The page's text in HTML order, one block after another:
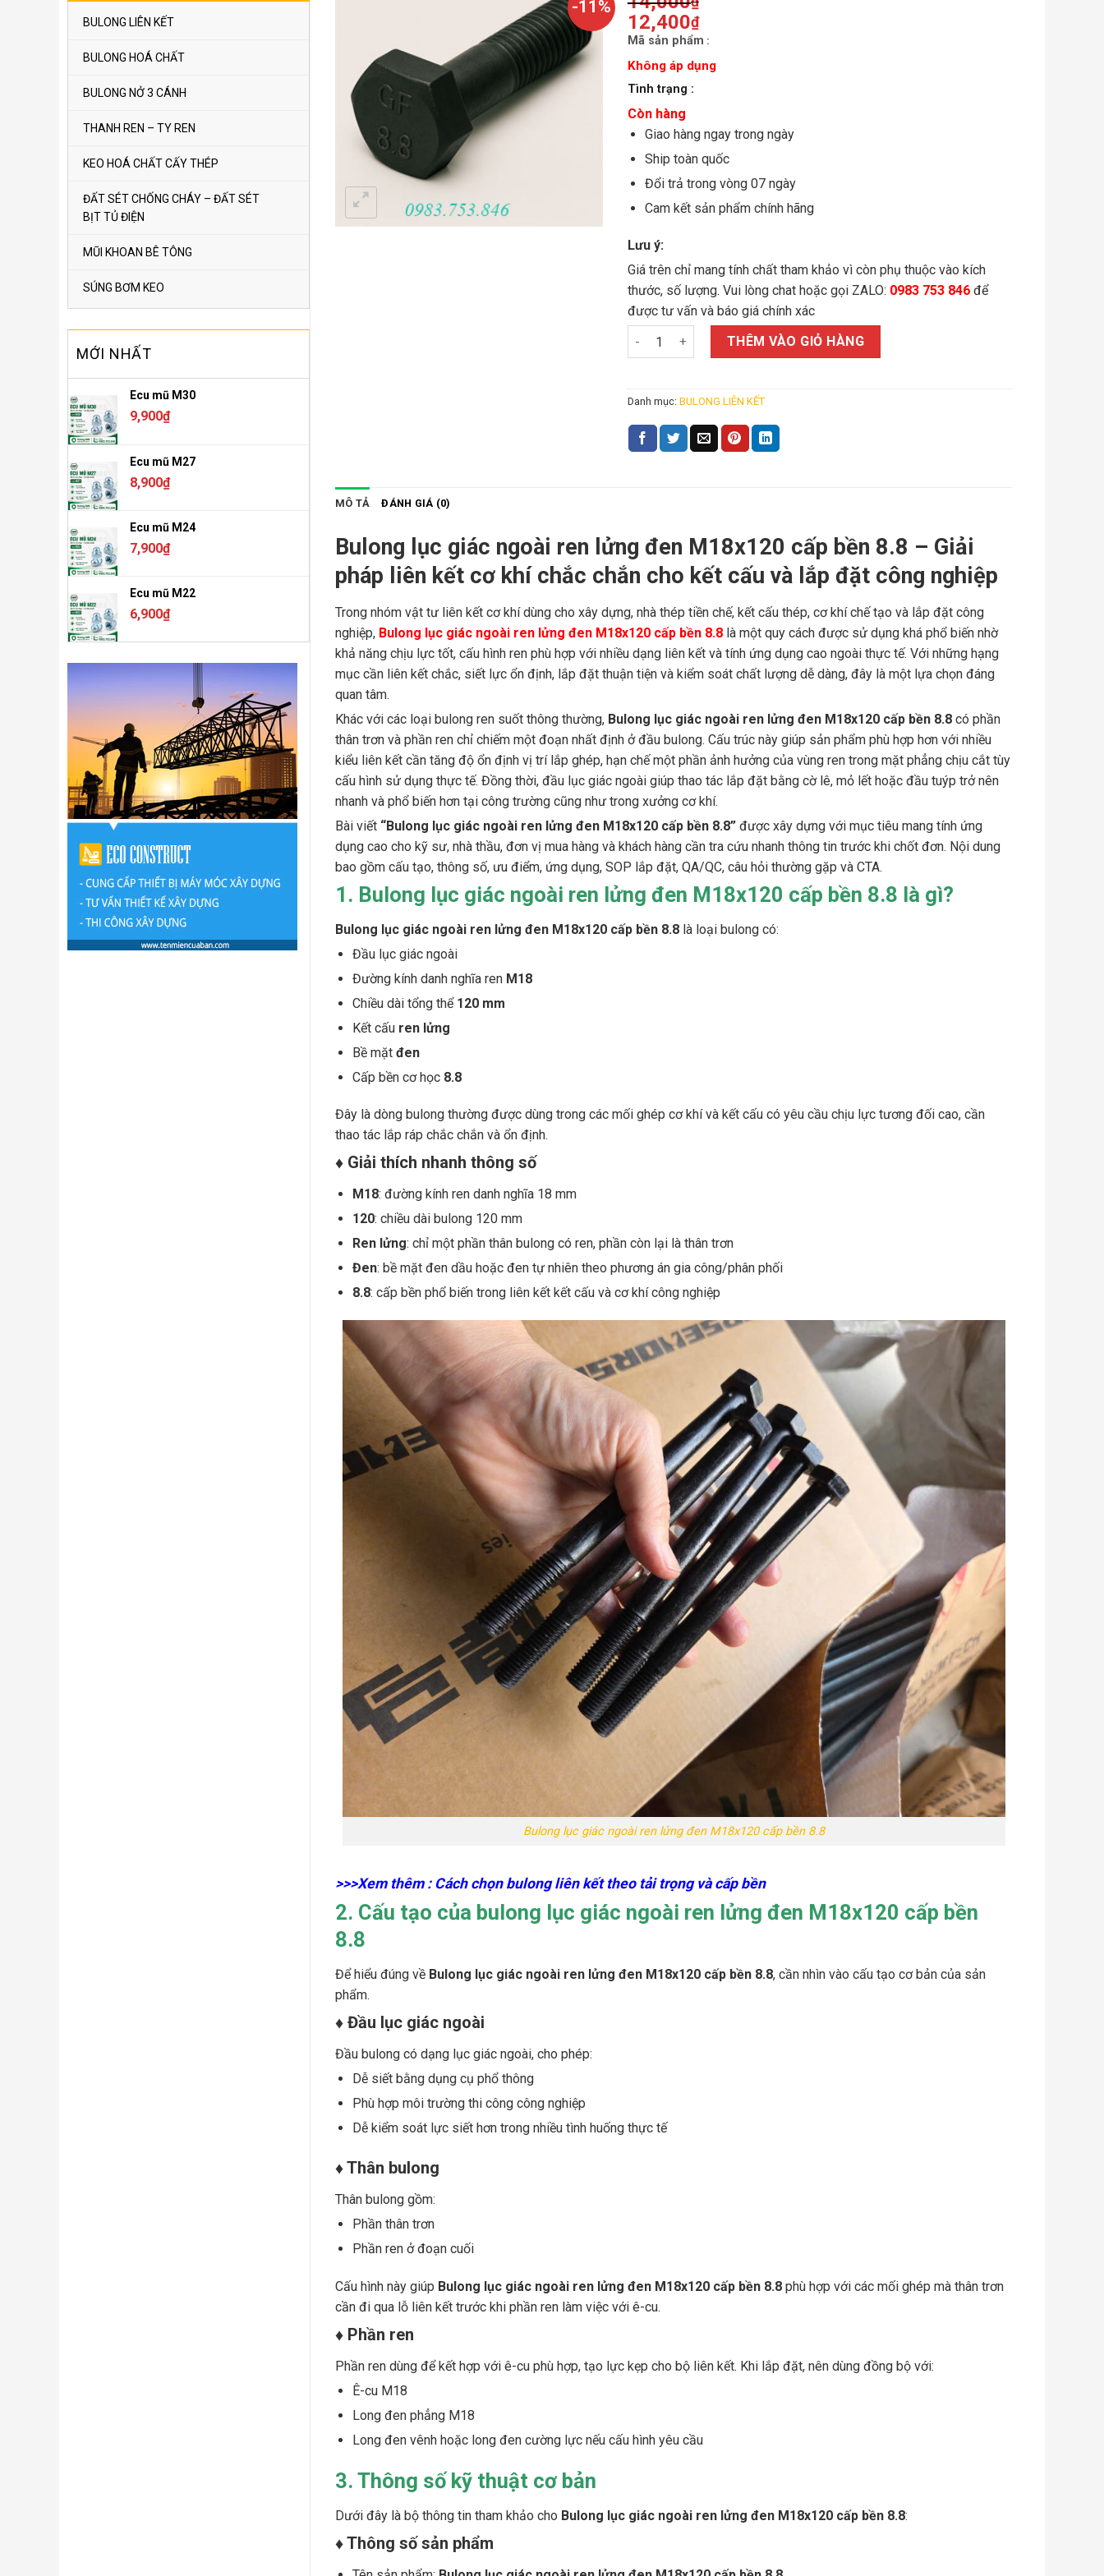
BULONG LIÊN KẾT
BULONG HOÁ CHẤT
BULONG NỞ 3 CÁNH
THANH REN – TY REN
KEO HOÁ CHẤT CẤY THÉP
ĐẤT SÉT CHỐNG CHÁY – ĐẤT SÉT
BỊT TỦ ĐIỆN
MŨI KHOAN BÊ TÔNG
SÚNG BƠM KEO
MỚI NHẤT
Ecu mũ M30
9,900₫
Ecu mũ M27
8,900₫
Ecu mũ M24
7,900₫
Ecu mũ M22
6,900₫
-11% Original
price
was:
14,000₫.
12,400₫
Current
is:
12,400₫.
Mã sản phẩm :
Không áp dụng
Tình trạng :
Còn hàng
Giao hàng ngay trong ngày
Ship toàn quốc
Đổi trả trong vòng 07 ngày
Cam kết sản phẩm chính hãng
Lưu ý:
Giá trên chỉ mang tính chất tham khảo vì còn phụ thuộc vào kích
thước, số lượng. Vui lòng chat hoặc gọi ZALO: 0983 753 846để
được tư vấn và báo giá chính xác
Bulong lục giác M18x120/8.8 ren lửng đen số lượng
THÊM VÀO GIỎ HÀNG
Danh mục: BULONG LIÊN KẾT
MÔ TẢ ĐÁNH GIÁ (0)
Bulong lục giác ngoài ren lửng đen M18x120 cấp bền 8.8 – Giải
pháp liên kết cơ khí chắc chắn cho kết cấu và lắp đặt công nghiệp
Trong nhóm vật tư liên kết cơ khí dùng cho xây dựng, nhà thép tiền chế, kết cấu thép, cơ khí chế tạo và lắp đặt công
nghiệp, Bulong lục giác ngoài ren lửng đen M18x120 cấp bền 8.8 là một quy cách được sử dụng khá phổ biến nhờ
khả năng chịu lực tốt, cấu hình ren phù hợp với nhiều dạng liên kết và tính ứng dụng cao ngoài thực tế. Với những hạng
mục cần liên kết chắc, siết lực ổn định, lắp đặt thuận tiện và kiểm soát chất lượng dễ dàng, đây là một lựa chọn đáng
quan tâm.
Khác với các loại bulong ren suốt thông thường, Bulong lục giác ngoài ren lửng đen M18x120 cấp bền 8.8 có phần
thân trơn và phần ren chỉ chiếm một đoạn nhất định ở đầu bulong. Cấu trúc này giúp sản phẩm phù hợp hơn với nhiều
kiểu liên kết cần tăng độ ổn định vị trí lắp ghép, hạn chế một phần ảnh hưởng của vùng ren trong mặt phẳng chịu cắt tùy
cấu hình sử dụng thực tế. Đồng thời, đầu lục giác ngoài giúp thao tác lắp đặt bằng cờ lê, mỏ lết hoặc đầu tuýp trở nên
nhanh và phổ biến hơn tại công trường cũng như trong xưởng cơ khí.
Bài viết “Bulong lục giác ngoài ren lửng đen M18x120 cấp bền 8.8” được xây dựng với mục tiêu mang tính ứng
dụng cao cho kỹ sư, nhà thầu, đơn vị mua hàng và khách hàng cần tra cứu nhanh thông tin trước khi chốt đơn. Nội dung
bao gồm cấu tạo, thông số, ưu điểm, ứng dụng, SOP lắp đặt, QA/QC, câu hỏi thường gặp và CTA.
1. Bulong lục giác ngoài ren lửng đen M18x120 cấp bền 8.8 là gì?
Bulong lục giác ngoài ren lửng đen M18x120 cấp bền 8.8 là loại bulong có:
Đầu lục giác ngoài
Đường kính danh nghĩa ren M18
Chiều dài tổng thể 120 mm
Kết cấu ren lửng
Bề mặt đen
Cấp bền cơ học 8.8
Đây là dòng bulong thường được dùng trong các mối ghép cơ khí và kết cấu có yêu cầu chịu lực tương đối cao, cần
thao tác lắp ráp chắc chắn và ổn định.
♦ Giải thích nhanh thông số
M18: đường kính ren danh nghĩa 18 mm
120: chiều dài bulong 120 mm
Ren lửng: chỉ một phần thân bulong có ren, phần còn lại là thân trơn
Đen: bề mặt đen dầu hoặc đen tự nhiên theo phương án gia công/phân phối
8.8: cấp bền phổ biến trong liên kết kết cấu và cơ khí công nghiệp
Bulong lục giác ngoài ren lửng đen M18x120 cấp bền 8.8
>>>Xem thêm : Cách chọn bulong liên kết theo tải trọng và cấp bền
2. Cấu tạo của bulong lục giác ngoài ren lửng đen M18x120 cấp bền
8.8
Để hiểu đúng về Bulong lục giác ngoài ren lửng đen M18x120 cấp bền 8.8, cần nhìn vào cấu tạo cơ bản của sản
phẩm.
♦ Đầu lục giác ngoài
Đầu bulong có dạng lục giác ngoài, cho phép:
Dễ siết bằng dụng cụ phổ thông
Phù hợp môi trường thi công công nghiệp
Dễ kiểm soát lực siết hơn trong nhiều tình huống thực tế
♦ Thân bulong
Thân bulong gồm:
Phần thân trơn
Phần ren ở đoạn cuối
Cấu hình này giúp Bulong lục giác ngoài ren lửng đen M18x120 cấp bền 8.8 phù hợp với các mối ghép mà thân trơn
cần đi qua lỗ liên kết trước khi phần ren làm việc với ê-cu.
♦ Phần ren
Phần ren dùng để kết hợp với ê-cu phù hợp, tạo lực kẹp cho bộ liên kết. Khi lắp đặt, nên dùng đồng bộ với:
Ê-cu M18
Long đen phẳng M18
Long đen vênh hoặc long đen cường lực nếu cấu hình yêu cầu
3. Thông số kỹ thuật cơ bản
Dưới đây là bộ thông tin tham khảo cho Bulong lục giác ngoài ren lửng đen M18x120 cấp bền 8.8:
♦ Thông số sản phẩm